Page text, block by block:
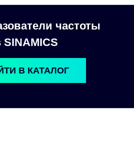
частоты
В КАТАЛОГ